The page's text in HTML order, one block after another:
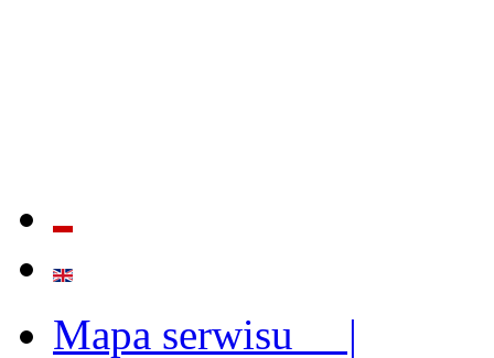
Mapa serwisu |